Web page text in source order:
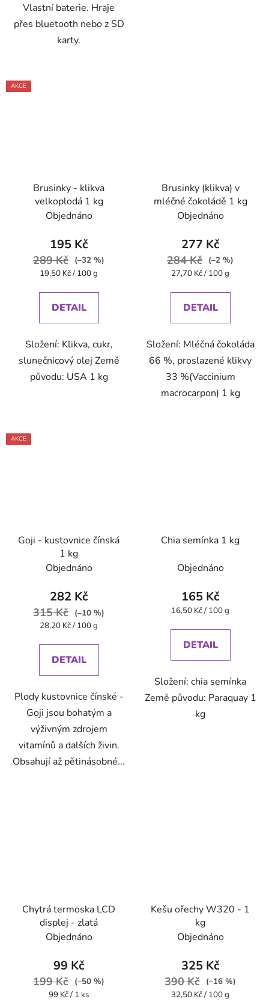
Vlastní baterie. Hraje
přes bluetooth nebo z SD
karty.
AKCE
Brusinky - klikva
velkoplodá 1 kg
Objednáno
195 Kč
289 Kč
(–32 %)
Měrná
19,50 Kč / 100 g
DETAIL
Složení: Klikva, cukr,
slunečnicový olej Země
původu: USA 1 kg
Brusinky (klikva) v
mléčné čokoládě 1 kg
Objednáno
277 Kč
284 Kč
(–2 %)
Měrná
27,70 Kč / 100 g
DETAIL
Složení: Mléčná čokoláda
66 %, proslazené klikvy
33 %(Vaccinium
macrocarpon) 1 kg
AKCE
Goji - kustovnice čínská
1 kg
Objednáno
282 Kč
315 Kč
(–10 %)
Měrná
28,20 Kč / 100 g
DETAIL
Plody kustovnice čínské -
Goji jsou bohatým a
výživným zdrojem
vitamínů a dalších živin.
Obsahují až pětinásobné...
Chia semínka 1 kg
Objednáno
165 Kč
Měrná
16,50 Kč / 100 g
DETAIL
Složení: chia semínka
Země původu: Paraquay 1
kg
Chytrá termoska LCD
displej - zlatá
Objednáno
99 Kč
199 Kč
(–50 %)
Měrná
99 Kč / 1 ks
Kešu ořechy W320 - 1
kg
Objednáno
325 Kč
390 Kč
(–16 %)
Měrná
32,50 Kč / 100 g